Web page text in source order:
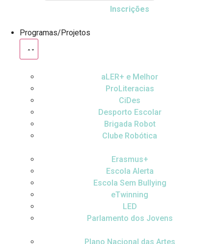
Inscrições
Programas/Projetos
aLER+ e Melhor
ProLiteracias
CiDes
Desporto Escolar
Brigada Robot
Clube Robótica
Erasmus+
Escola Alerta
Escola Sem Bullying
eTwinning
LED
Parlamento dos Jovens
Plano Nacional das Artes